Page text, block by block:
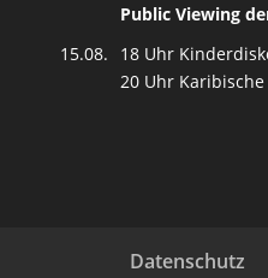
Public Viewing
15.08.
18 Uhr
20 Uhr
Datenschutz